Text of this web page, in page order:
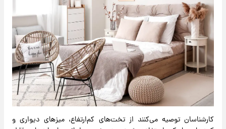
کارشناسان توصیه می‌کنند از تخت‌های کم‌ارتفاع، میزهای دیواری و